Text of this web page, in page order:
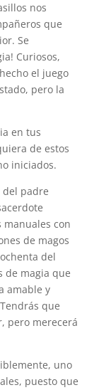
nos
que
Se
Curiosos,
el juego
pero la
en tus
de estos
iniciados.
del padre
con
de magos
del
de magia que
amable y
que
pero merecerá
uno
puesto que